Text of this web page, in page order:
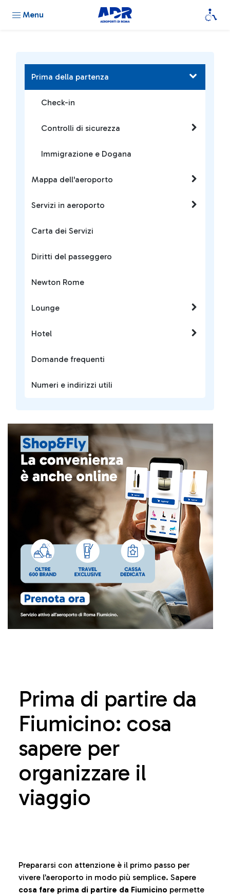
Menu
Prima di partire da
Fiumicino: cosa
sapere per
organizzare il
viaggio
Prepararsi con attenzione è il primo passo per
vivere l’aeroporto in modo più semplice. Sapere
cosa fare prima di partire da Fiumicino permette
Prima della partenza
Check-in
Controlli di sicurezza
Immigrazione e Dogana
Mappa dell'aeroporto
Servizi in aeroporto
Carta dei Servizi
Diritti del passeggero
Newton Rome
Lounge
Hotel
Domande frequenti
Numeri e indirizzi utili